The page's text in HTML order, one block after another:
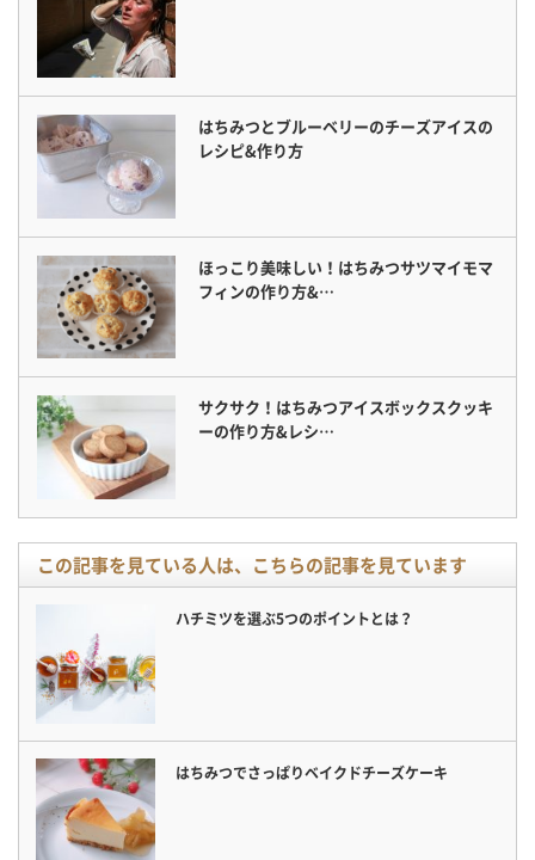
はちみつとブルーベリーのチーズアイスの
レシピ&作り方
ほっこり美味しい！はちみつサツマイモマ
フィンの作り方&…
サクサク！はちみつアイスボックスクッキ
ーの作り方&レシ…
この記事を見ている人は、こちらの記事を見ています
ハチミツを選ぶ5つのポイントとは？
はちみつでさっぱりベイクドチーズケーキ